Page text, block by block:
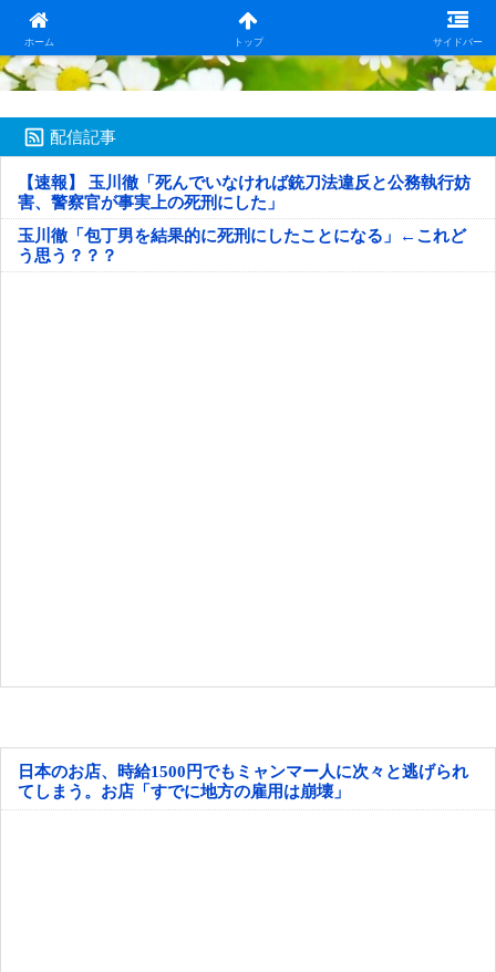
ホーム トップ サイドバー
日本第一！ニュース録
配信記事
【速報】 玉川徹「死んでいなければ銃刀法違反と公務執行妨
害、警察官が事実上の死刑にした」
玉川徹「包丁男を結果的に死刑にしたことになる」←これど
う思う？？？
日本のお店、時給1500円でもミャンマー人に次々と逃げられ
てしまう。お店「すでに地方の雇用は崩壊」